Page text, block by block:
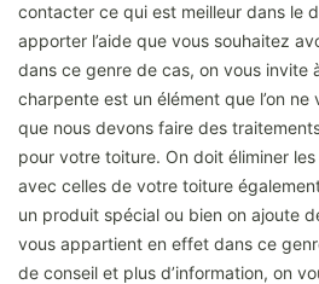
contacter ce qui est meilleur dans le
apporter l’aide que vous souhaitez
dans ce genre de cas, on vous invite
charpente est un élément que l’on
que nous devons faire des
pour votre toiture. On doit éliminer
avec celles de votre toiture
un produit spécial ou bien on ajoute
vous appartient en effet dans ce
de conseil et plus d’information, on